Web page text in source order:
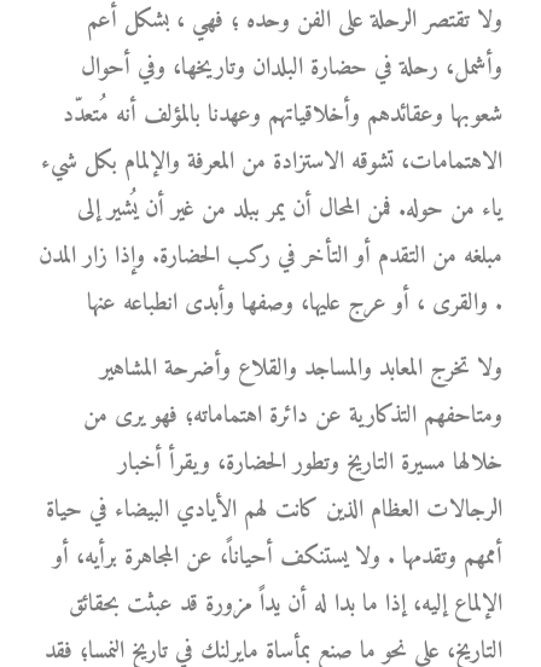
ولا تقتصر الرحلة على الفن وحده ؛ فهي ، بشكل أعم
وأشمل، رحلة في حضارة البلدان وتاريخها، وفي أحوال
شعوبها وعقائدهم وأخلاقياتهم وعهدنا بالمؤلف أنه مُتعدّد
الاهتمامات، تشوقه الاستزادة من المعرفة والإلمام بكل شيء
ياء من حوله. فمن المحال أن يمر ببلد من غير أن يُشير إلى
مبلغه من التقدم أو التأخر في ركب الحضارة. وإذا زار المدن
والقرى ، أو عرج عليها، وصفها وأبدى انطباعه عنها .
ولا تخرج المعابد والمساجد والقلاع وأضرحة المشاهير
ومتاحفهم التذكارية عن دائرة اهتماماته؛ فهو يرى من
خلالها مسيرة التاريخ وتطور الحضارة، ويقرأ أخبار
الرجالات العظام الذين كانت لهم الأيادي البيضاء في حياة
أممهم وتقدمها . ولا يستنكف أحياناً، عن المجاهرة برأيه، أو
الإلماع إليه، إذا ما بدا له أن يداً مزورة قد عبثت بحقائق
التاريخ، على نحو ما صنع بمأساة مايرلنك في تاريخ النمسا؛ فقد